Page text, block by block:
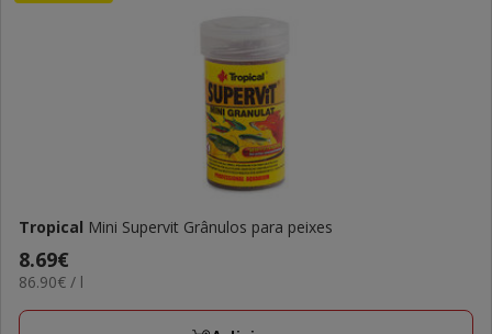
Tropical Mini Supervit Grânulos para peixes
Preço
8.69€
8.69€
86.90€
L
86.90€ / l